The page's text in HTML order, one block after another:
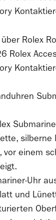
über Rolex
Rolex